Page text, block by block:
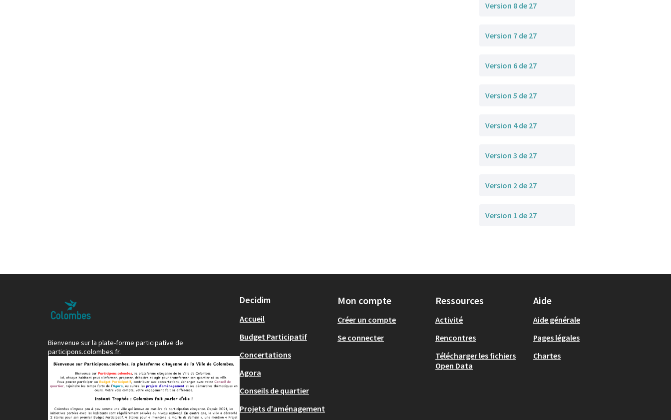
Version 8 de 27
Version 7 de 27
Version 6 de 27
Version 5 de 27
Version 4 de 27
Version 3 de 27
Version 2 de 27
Version 1 de 27
Bienvenue sur la plate-forme participative de
participons.colombes.fr.
Decidim
Accueil
Budget Participatif
Concertations
Agora
Conseils de quartier
Projets d'aménagement
Mon compte
Créer un compte
Se connecter
Ressources
Activité
Rencontres
Télécharger les fichiers
Open Data
Aide
Aide générale
Pages légales
Chartes